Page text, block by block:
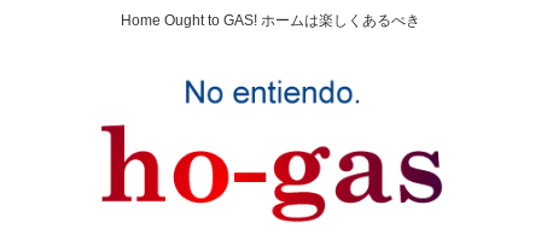
Home Ought to GAS! ホームは楽しくあるべき